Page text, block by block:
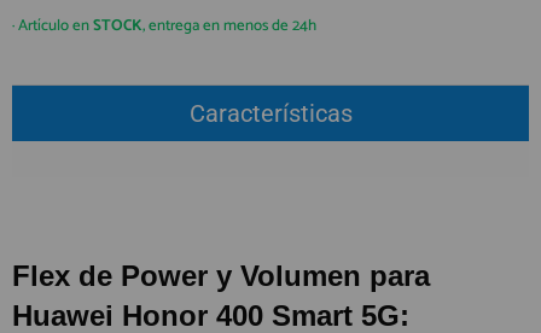
GUÍA DE COMPRA
(+34)912 477 744
info@preciosadictos.com
REGISTRO PROFESIONAL
· Artículo enSTOCK, entrega en menos de 24h
Características
Flex de Power y Volumen para
Huawei Honor 400 Smart 5G: